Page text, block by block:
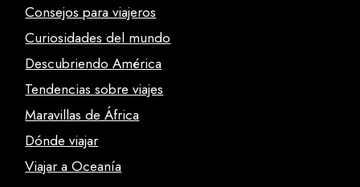
Consejos para viajeros
Curiosidades del mundo
Descubriendo América
Tendencias sobre viajes
Maravillas de África
Dónde viajar
Viajar a Oceanía